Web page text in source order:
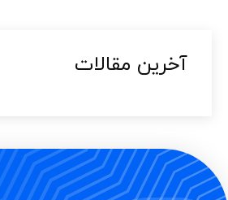
آخرین مقالات​